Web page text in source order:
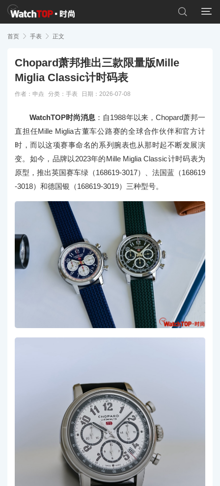


首页  手表  正文
Chopard萧邦推出三款限量版Mille
Miglia Classic计时码表
作者：申垚 分类： 手表 日期：2026-07-08
WatchTOP时尚消息 ：自1988年以来，Chopard萧邦一
直担任Mille Miglia古董车公路赛的全球合作伙伴和官方计
时，而以这项赛事命名的系列腕表也从那时起不断发展演
变。如今，品牌以2023年的Mille Miglia Classic计时码表为
原型，推出英国赛车绿（168619-3017）、法国蓝（168619
-3018）和德国银（168619-3019）三种型号。